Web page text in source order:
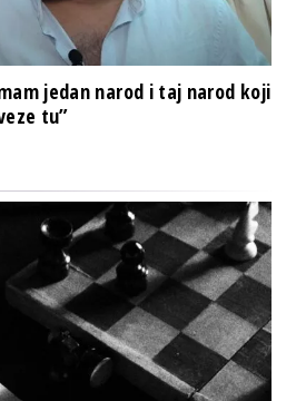
jedan narod i taj narod koji
tu”